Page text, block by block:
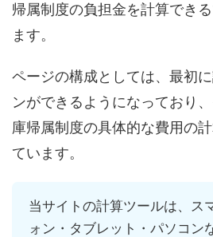
帰属制度の負担金を計算でき
ます。
ページの構成としては、最初
ンができるようになっており
庫帰属制度の具体的な費用の
ています。
当サイトの計算ツールは、ス
ォン・タブレット・パソコン